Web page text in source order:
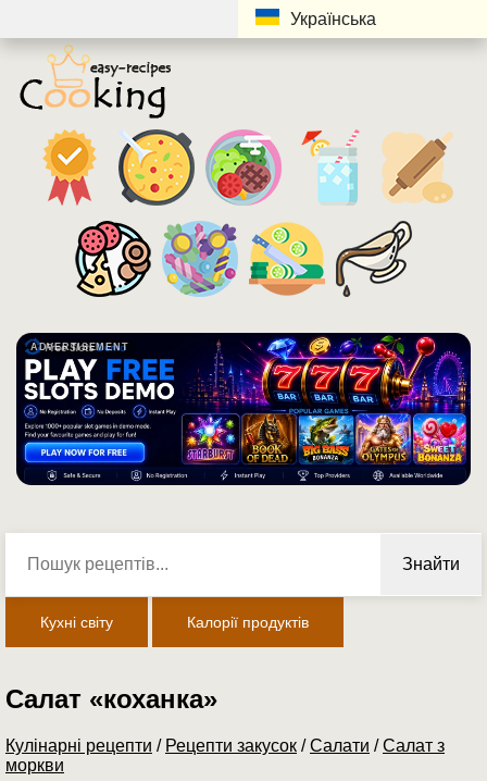
Українська
ADVERTISEMENT
Знайти
Кухні світу Калорії продуктів
Салат «коханка»
Кулінарні рецепти / Рецепти закусок /Салати /Салат з
моркви